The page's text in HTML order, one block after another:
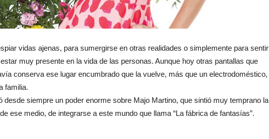
vidas ajenas, para sumergirse en otras realidades o simplemente para sentir
muy presente en la vida de las personas. Aunque hoy otras pantallas que
conserva ese lugar encumbrado que la vuelve, más que un electrodoméstico,
familia.
desde siempre un poder enorme sobre Majo Martino, que sintió muy temprano la
ese medio, de integrarse a este mundo que llama “La fábrica de fantasías”.